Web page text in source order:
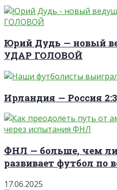
Юрий Дудь — новый
УДАР ГОЛОВОЙ
Ирландия — Россия 2:3
ФНЛ — больше, чем
развивает футбол по
17.06.2025